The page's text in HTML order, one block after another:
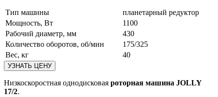
Тип машины
планетарный редуктор
Мощность, Вт
1100
Рабочий диаметр, мм
430
Количество оборотов, об/мин
175/325
Вес, кг
40
Низкоскоростная однодисковая роторная машина JOLLY
17/2.